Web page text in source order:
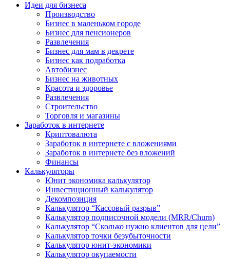
Идеи для бизнеса
Производство
Бизнес в маленьком городе
Бизнес для пенсионеров
Развлечения
Бизнес для мам в декрете
Бизнес как подработка
Автобизнес
Бизнес на животных
Красота и здоровье
Развлечения
Строительство
Торговля и магазины
Заработок в интернете
Криптовалюта
Заработок в интернете c вложениями
Заработок в интернете без вложений
Финансы
Калькуляторы
Юнит экономика калькулятор
Инвестиционный калькулятор
Декомпозиция
Калькулятор “Кассовый разрыв”
Калькулятор подписочной модели (MRR/Churn)
Калькулятор “Сколько нужно клиентов для цели”
Калькулятор точки безубыточности
Калькулятор юнит-экономики
Калькулятор окупаемости